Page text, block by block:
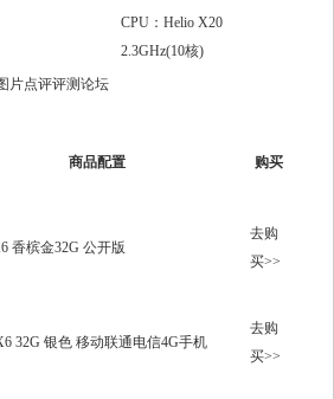
CPU：Helio X20
2.3GHz(10核)
片点评评测论坛
商品配置 购买
香槟金32G 公开版
去购
买>>
32G 银色 移动联通电信4G手机
去购
买>>